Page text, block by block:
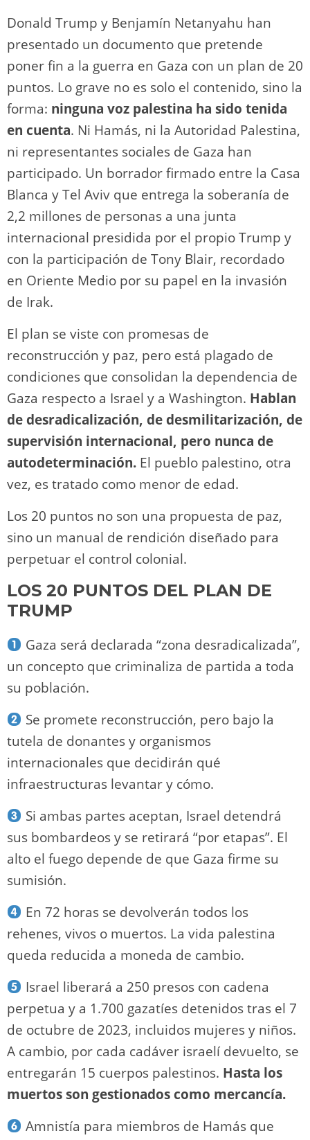
Donald Trump y Benjamín Netanyahu han
presentado un documento que pretende
poner fin a la guerra en Gaza con un plan de 20
puntos. Lo grave no es solo el contenido, sino la
forma: ninguna voz palestina ha sido tenida
en cuenta. Ni Hamás, ni la Autoridad Palestina,
ni representantes sociales de Gaza han
participado. Un borrador firmado entre la Casa
Blanca y Tel Aviv que entrega la soberanía de
2,2 millones de personas a una junta
internacional presidida por el propio Trump y
con la participación de Tony Blair, recordado
en Oriente Medio por su papel en la invasión
de Irak.
El plan se viste con promesas de
reconstrucción y paz, pero está plagado de
condiciones que consolidan la dependencia de
Gaza respecto a Israel y a Washington. Hablan
de desradicalización, de desmilitarización, de
supervisión internacional, pero nunca de
autodeterminación. El pueblo palestino, otra
vez, es tratado como menor de edad.
Los 20 puntos no son una propuesta de paz,
sino un manual de rendición diseñado para
perpetuar el control colonial.
LOS 20 PUNTOS DEL PLAN DE
TRUMP
Gaza será declarada “zona desradicalizada”,
un concepto que criminaliza de partida a toda
su población.
Se promete reconstrucción, pero bajo la
tutela de donantes y organismos
internacionales que decidirán qué
infraestructuras levantar y cómo.
Si ambas partes aceptan, Israel detendrá
sus bombardeos y se retirará “por etapas”. El
alto el fuego depende de que Gaza firme su
sumisión.
En 72 horas se devolverán todos los
rehenes, vivos o muertos. La vida palestina
queda reducida a moneda de cambio.
Israel liberará a 250 presos con cadena
perpetua y a 1.700 gazatíes detenidos tras el 7
de octubre de 2023, incluidos mujeres y niños.
A cambio, por cada cadáver israelí devuelto, se
entregarán 15 cuerpos palestinos. Hasta los
muertos son gestionados como mercancía.
Amnistía para miembros de Hamás que